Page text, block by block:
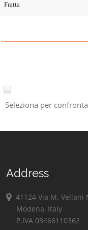
Fratta
Seleziona per
Address
41124 Via M. Vellani
Modena, Italy
P.IVA 03466110362